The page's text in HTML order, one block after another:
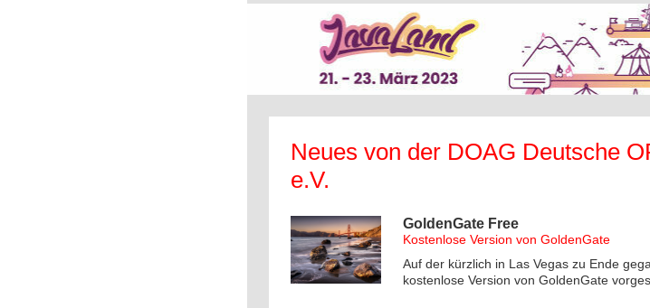
Neues von der DOAG Deutsche
e.V.
GoldenGate Free
Kostenlose Version von GoldenGate
Auf der kürzlich in Las Vegas zu Ende
kostenlose Version von GoldenGate